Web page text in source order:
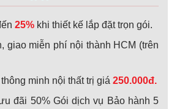
25% khi thiết kế lắp đặt trọn gói.
giao miễn phí nội thành HCM (trên
minh nội thất trị giá 250.000đ.
đãi 50% Gói dịch vụ Bảo hành 5